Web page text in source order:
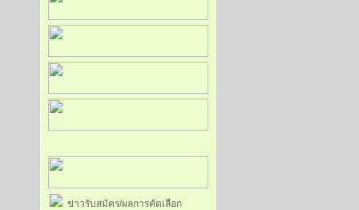
ข่าวรับสมัคร/ผลการคัดเลือก